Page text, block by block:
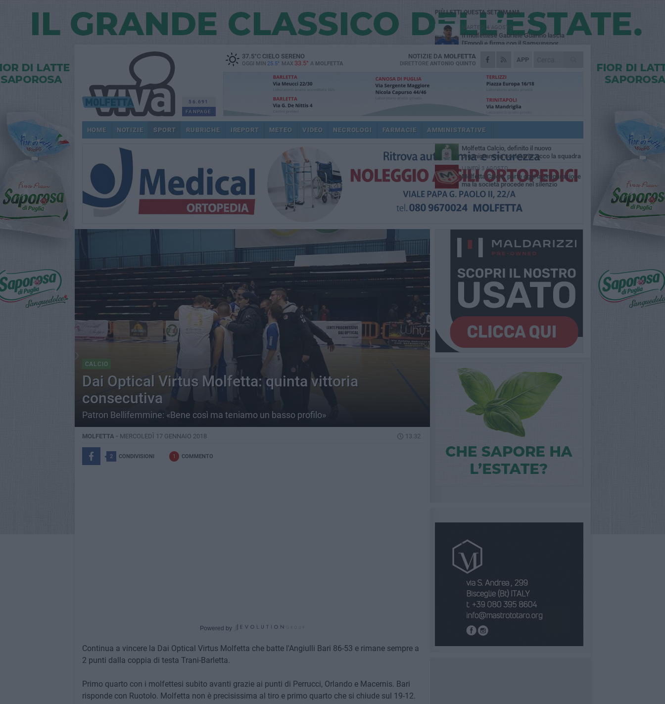
56.691
FANPAGE
37.5°CCIELO SERENO
OGGI MIN 25.5° MAX 33.5° A MOLFETTA
APP
NOTIZIE DA MOLFETTA
DIRETTORE ANTONIO QUINTO
HOME NOTIZIE SPORT RUBRICHE IREPORT METEO VIDEO NECROLOGI FARMACIE AMMINISTRATIVE
CALCIO
Dai Optical Virtus Molfetta: quinta vittoria
consecutiva
Patron Bellifemmine: «Bene così ma teniamo un basso profilo»
MOLFETTA - MERCOLEDÌ 17 GENNAIO 2018 13.32
2 CONDIVISIONI 1 COMMENTO
Powered by
Continua a vincere la Dai Optical Virtus Molfetta che batte l'Angiulli Bari 86-53 e rimane sempre a
2 punti dalla coppia di testa Trani-Barletta.
Primo quarto con i molfettesi subito avanti grazie ai punti di Perrucci, Orlando e Macernis. Bari
risponde con Ruotolo. Molfetta non è precisissima al tiro e primo quarto che si chiude sul 19-12.
PIÙ LETTI QUESTA SETTIMANA
MARTEDÌ 4 AGOSTO
Il molfettese Gabriele Guarino lascia
l'Empoli e firma con il Samsunspor
LUNEDÌ 3 AGOSTO
Palazzetto Giovanni Panunzio: dove lo
DOMENICA 2 AGOSTO
Minervini riparte da Otranto
Molfetta Sportiva in Promozione
nonostante il record negativo di
MARTEDÌ 4 AGOSTO
Molfetta Calcio, definito il nuovo
organigramma societario: ecco la squadra
dirigenziale
LUNEDÌ 3 AGOSTO
Molfetta Calcio, parte oggi la preparazione
ma la società procede nel silenzio